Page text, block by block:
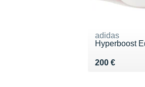
adidas
Hyperboost
200 €
Vendu 200 €